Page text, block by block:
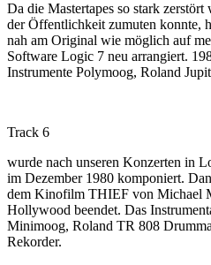
Da die Mastertapes so stark
der Öffentlichkeit zumuten konnte,
nah am Original wie möglich auf
Software Logic 7 neu arrangiert.
Instrumente Polymoog, Roland
Track 6
wurde nach unseren Konzerten in
im Dezember 1980 komponiert.
dem Kinofilm THIEF von Michael
Hollywood beendet. Das
Minimoog, Roland TR 808
Rekorder.